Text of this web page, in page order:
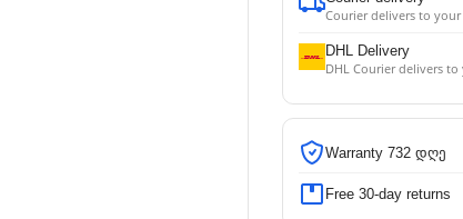
Courier delivers to your
DHL Delivery
DHL Courier delivers
Warranty 732 დღე
Free 30-day returns